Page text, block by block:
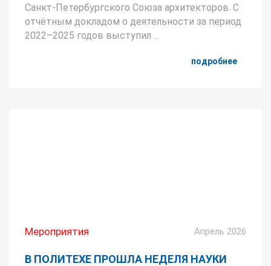
Санкт-Петербургского Союза архитекторов. С
отчётным докладом о деятельности за период
2022–2025 годов выступил ...
подробнее
Мероприятия Апрель 2026
В ПОЛИТЕХЕ ПРОШЛА НЕДЕЛЯ НАУКИ